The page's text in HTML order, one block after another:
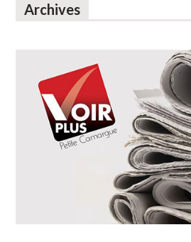
Archives